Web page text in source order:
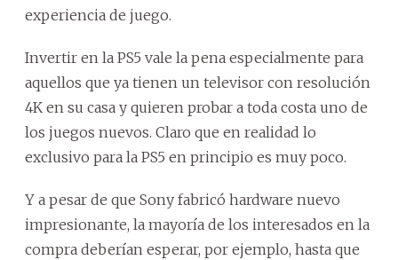
experiencia de juego.
Invertir en la PS5 vale la pena especialmente para
aquellos que ya tienen un televisor con resolución
4K en su casa y quieren probar a toda costa uno de
los juegos nuevos. Claro que en realidad lo
exclusivo para la PS5 en principio es muy poco.
Y a pesar de que Sony fabricó hardware nuevo
impresionante, la mayoría de los interesados en la
compra deberían esperar, por ejemplo, hasta que